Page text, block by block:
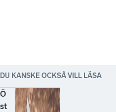
DU KANSKE OCKSÅ VILL LÄSA
Ö
st